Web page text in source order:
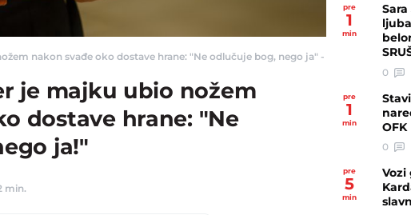
nakon svađe oko dostave hrane: "Ne odlučuje bog, nego ja" - Telegraf.rs
je majku ubio nožem
dostave hrane: "Ne
ja!"
min.
pre
1
min
0
pre
1
min
0
pre
5
min
Vozi